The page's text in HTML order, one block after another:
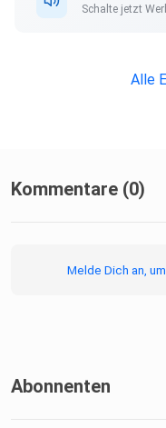
Schalte jetzt
Alle
Kommentare (0)
Melde Dich an,
Abonnenten